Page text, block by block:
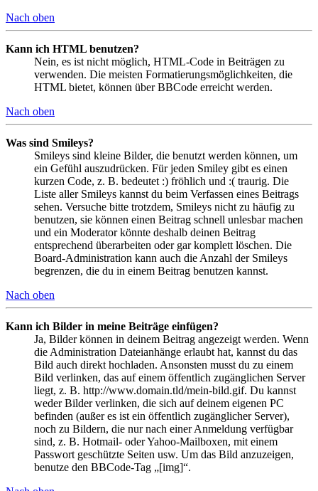
Nach oben
Kann ich HTML benutzen?
Nein, es ist nicht möglich, HTML-Code in Beiträgen zu
verwenden. Die meisten Formatierungsmöglichkeiten, die
HTML bietet, können über BBCode erreicht werden.
Nach oben
Was sind Smileys?
Smileys sind kleine Bilder, die benutzt werden können, um
ein Gefühl auszudrücken. Für jeden Smiley gibt es einen
kurzen Code, z. B. bedeutet :) fröhlich und :( traurig. Die
Liste aller Smileys kannst du beim Verfassen eines Beitrags
sehen. Versuche bitte trotzdem, Smileys nicht zu häufig zu
benutzen, sie können einen Beitrag schnell unlesbar machen
und ein Moderator könnte deshalb deinen Beitrag
entsprechend überarbeiten oder gar komplett löschen. Die
Board-Administration kann auch die Anzahl der Smileys
begrenzen, die du in einem Beitrag benutzen kannst.
Nach oben
Kann ich Bilder in meine Beiträge einfügen?
Ja, Bilder können in deinem Beitrag angezeigt werden. Wenn
die Administration Dateianhänge erlaubt hat, kannst du das
Bild auch direkt hochladen. Ansonsten musst du zu einem
Bild verlinken, das auf einem öffentlich zugänglichen Server
liegt, z. B. http://www.domain.tld/mein-bild.gif. Du kannst
weder Bilder verlinken, die sich auf deinem eigenen PC
befinden (außer es ist ein öffentlich zugänglicher Server),
noch zu Bildern, die nur nach einer Anmeldung verfügbar
sind, z. B. Hotmail- oder Yahoo-Mailboxen, mit einem
Passwort geschützte Seiten usw. Um das Bild anzuzeigen,
benutze den BBCode-Tag „[img]“.